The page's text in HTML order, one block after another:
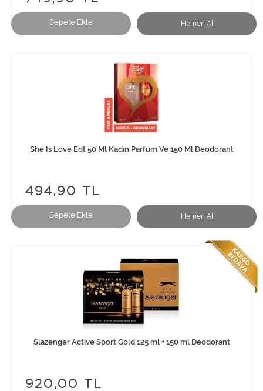
Sepete Ekle Hemen Al
Sepete Ekle Hemen Al
She Is Love Edt 50 Ml Kadın Parfüm Ve 150 Ml Deodorant
494,90 TL
Slazenger Active Sport Gold 125 ml + 150 ml Deodorant
920,00 TL